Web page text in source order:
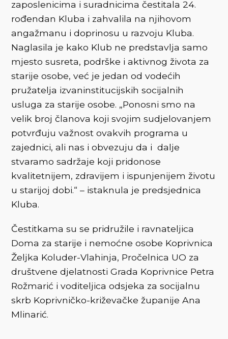
zaposlenicima i suradnicima čestitala 24.
rođendan Kluba i zahvalila na njihovom
angažmanu i doprinosu u razvoju Kluba.
Naglasila je kako Klub ne predstavlja samo
mjesto susreta, podrške i aktivnog života za
starije osobe, već je jedan od vodećih
pružatelja izvaninstitucijskih socijalnih
usluga za starije osobe. „Ponosni smo na
velik broj članova koji svojim sudjelovanjem
potvrđuju važnost ovakvih programa u
zajednici, ali nas i obvezuju da i dalje
stvaramo sadržaje koji pridonose
kvalitetnijem, zdravijem i ispunjenijem životu
u starijoj dobi.“ – istaknula je predsjednica
Kluba.
Čestitkama su se pridružile i ravnateljica
Doma za starije i nemoćne osobe Koprivnica
Željka Koluder-Vlahinja, Pročelnica UO za
društvene djelatnosti Grada Koprivnice Petra
Rožmarić i voditeljica odsjeka za socijalnu
skrb Koprivničko-križevačke županije Ana
Mlinarić.